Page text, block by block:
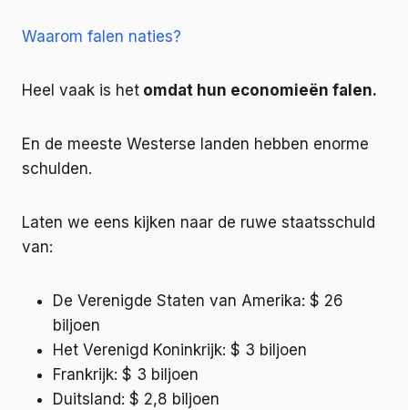
Waarom falen naties?
Heel vaak is het omdat hun economieën falen.
En de meeste Westerse landen hebben enorme
schulden.
Laten we eens kijken naar de ruwe staatsschuld
van:
De Verenigde Staten van Amerika: $ 26
biljoen
Het Verenigd Koninkrijk: $ 3 biljoen
Frankrijk: $ 3 biljoen
Duitsland: $ 2,8 biljoen